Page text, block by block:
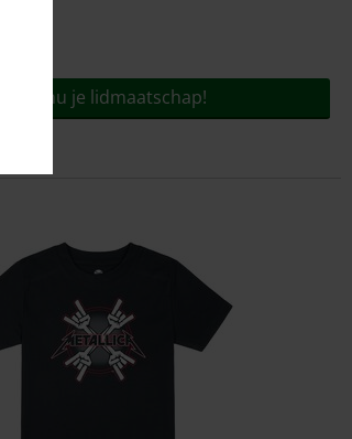
Bestel nu je lidmaatschap!